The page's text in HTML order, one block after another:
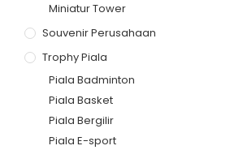
Miniatur Tower
Souvenir Perusahaan
Trophy Piala
Piala Badminton
Piala Basket
Piala Bergilir
Piala E-sport